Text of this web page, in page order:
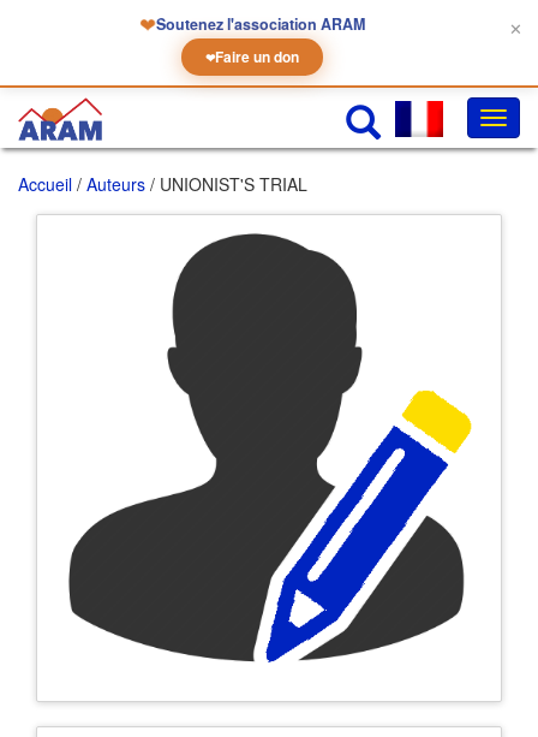
❤Soutenez l'association ARAM
❤Faire un don
✕
la
Accueil / Auteurs / UNIONIST'S TRIAL